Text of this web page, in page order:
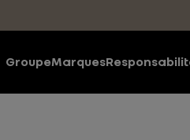
GroupeMarques